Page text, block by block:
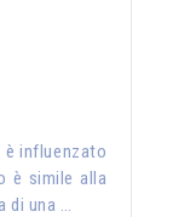
è influenzato
è simile alla
di una …